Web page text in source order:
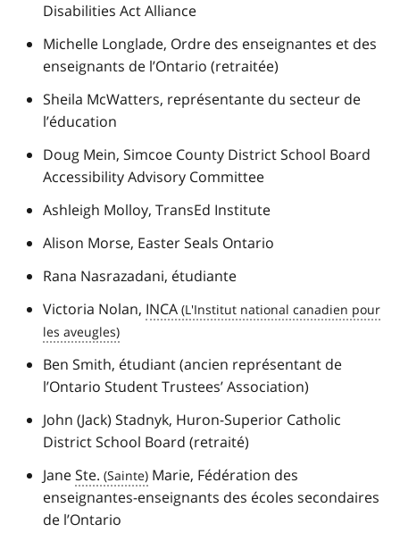
Disabilities Act Alliance
Michelle Longlade, Ordre des enseignantes et des
enseignants de l’Ontario (retraitée)
Sheila McWatters, représentante du secteur de
l’éducation
Doug Mein, Simcoe County District School Board
Accessibility Advisory Committee
Ashleigh Molloy, TransEd Institute
Alison Morse, Easter Seals Ontario
Rana Nasrazadani, étudiante
Victoria Nolan, INCA
Ben Smith, étudiant (ancien représentant de
l’Ontario Student Trustees’ Association)
John (Jack) Stadnyk, Huron-Superior Catholic
District School Board (retraité)
JaneSte.
Marie, Fédération des
enseignantes-enseignants des écoles secondaires
de l’Ontario